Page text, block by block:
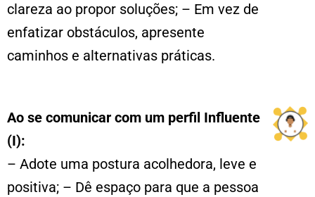
clareza ao propor soluções; – Em vez de
enfatizar obstáculos, apresente
caminhos e alternativas práticas.
Ao se comunicar com um perfil Influente
(I):
– Adote uma postura acolhedora, leve e
positiva; – Dê espaço para que a pessoa